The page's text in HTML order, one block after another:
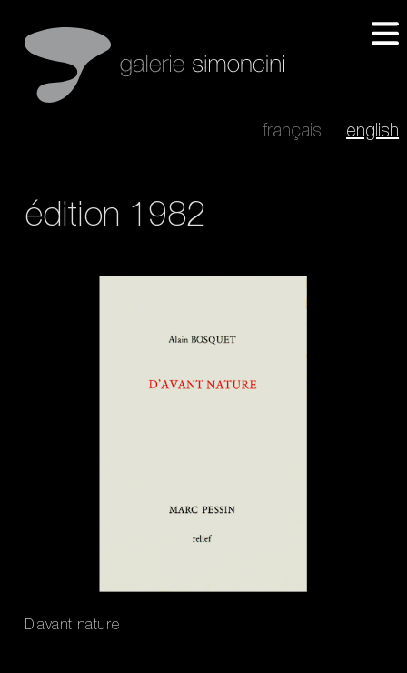
français english
édition 1982
D’avant nature